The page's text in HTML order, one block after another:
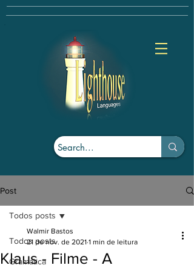
Post
Todos posts
Gramática
Todos posts
Klaus - Filme - A
Walmir Bastos
21 de nov. de 2021 1 min de leitura